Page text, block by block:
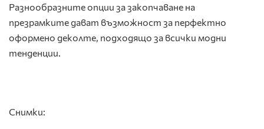
Разнообразните опции за закопчаване на
презрамките дават възможност за перфектно
оформено деколте, подходящо за всички модни
тенденции.
Снимки: